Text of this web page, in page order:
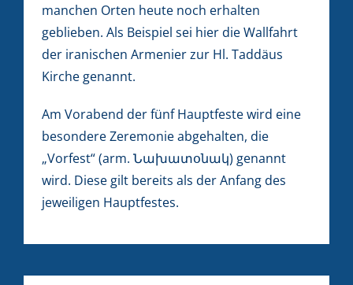
manchen Orten heute noch erhalten
geblieben. Als Beispiel sei hier die Wallfahrt
der iranischen Armenier zur Hl. Taddäus
Kirche genannt.
Am Vorabend der fünf Hauptfeste wird eine
besondere Zeremonie abgehalten, die
„Vorfest“ (arm. Նախատօնակ) genannt
wird. Diese gilt bereits als der Anfang des
jeweiligen Hauptfestes.